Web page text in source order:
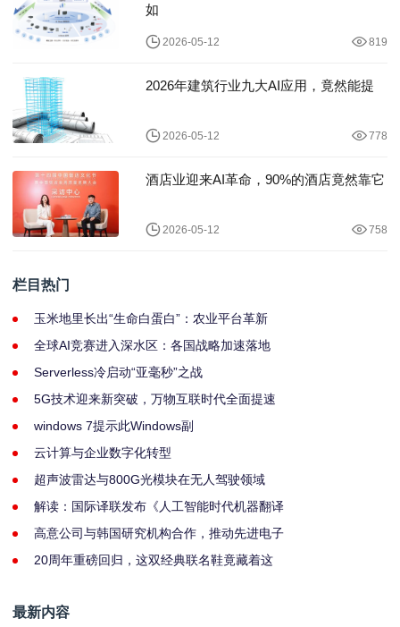
如
2026-05-12 819
2026年建筑行业九大AI应用，竟然能提
2026-05-12 778
酒店业迎来AI革命，90%的酒店竟然靠它
2026-05-12 758
栏目热门
玉米地里长出“生命白蛋白”：农业平台革新
全球AI竞赛进入深水区：各国战略加速落地
Serverless冷启动“亚毫秒”之战
5G技术迎来新突破，万物互联时代全面提速
windows 7提示此Windows副
云计算与企业数字化转型
超声波雷达与800G光模块在无人驾驶领域
解读：国际译联发布《人工智能时代机器翻译
高意公司与韩国研究机构合作，推动先进电子
20周年重磅回归，这双经典联名鞋竟藏着这
最新内容